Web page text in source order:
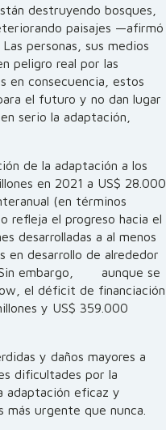
destruyendo bosques,
paisajes —afirmó
personas, sus medios
peligro real por las
en consecuencia, estos
el futuro y no dan lugar
serio la adaptación,
de la adaptación a los
en 2021 a US$ 28.000
(en términos
refleja el progreso hacia el
desarrolladas a al menos
en desarrollo de alrededor
Sin embargo, aunque se
el déficit de financiación
y US$ 359.000
y daños mayores a
dificultades por la
adaptación eficaz y
urgente que nunca.